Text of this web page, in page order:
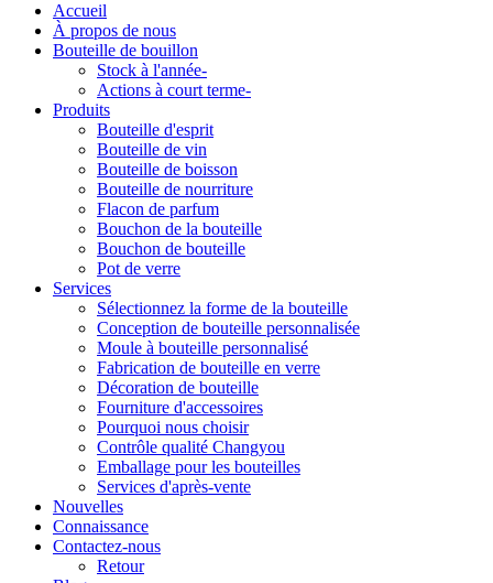
Accueil
À propos de nous
Bouteille de bouillon
Stock à l'année-
Actions à court terme-
Produits
Bouteille d'esprit
Bouteille de vin
Bouteille de boisson
Bouteille de nourriture
Flacon de parfum
Bouchon de la bouteille
Bouchon de bouteille
Pot de verre
Services
Sélectionnez la forme de la bouteille
Conception de bouteille personnalisée
Moule à bouteille personnalisé
Fabrication de bouteille en verre
Décoration de bouteille
Fourniture d'accessoires
Pourquoi nous choisir
Contrôle qualité Changyou
Emballage pour les bouteilles
Services d'après-vente
Nouvelles
Connaissance
Contactez-nous
Retour